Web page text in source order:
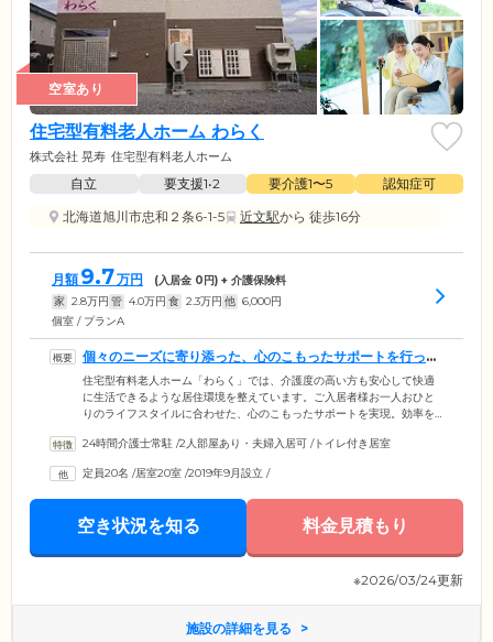
空室あり
住宅型有料老人ホーム わらく
株式会社 晃寿 住宅型有料老人ホーム
自立 要支援1•2 要介護1〜5
認知症可
北海道旭川市忠和２条6-1-5
近文駅から 徒歩16分
月額 9.7万円 (入居金 0円) + 介護保険料
家 2.8万円 管 4.0万円 食 2.3万円 他 6,000円
個室 / プランA
個々のニーズに寄り添った、心のこもったサポートを行って
います
住宅型有料老人ホーム「わらく」では、介護度の高い方も安心して快適
に生活できるような居住環境を整えています。ご入居者様お一人おひと
りのライフスタイルに合わせた、心のこもったサポートを実現。効率を
体状況、お気持ちに寄り添ったケアを行っています。スタッフがなんで
いこと」を尊重し「ちょうどいいお手伝い」を心掛けています。
24時間介護士常駐 /2人部屋あり・夫婦入居可 /トイレ付き居室
定員20名 /居室20室 /2019年9月設立 /
空き状況を知る 料金見積もり
※2026/03/24更新
施設の詳細を見る